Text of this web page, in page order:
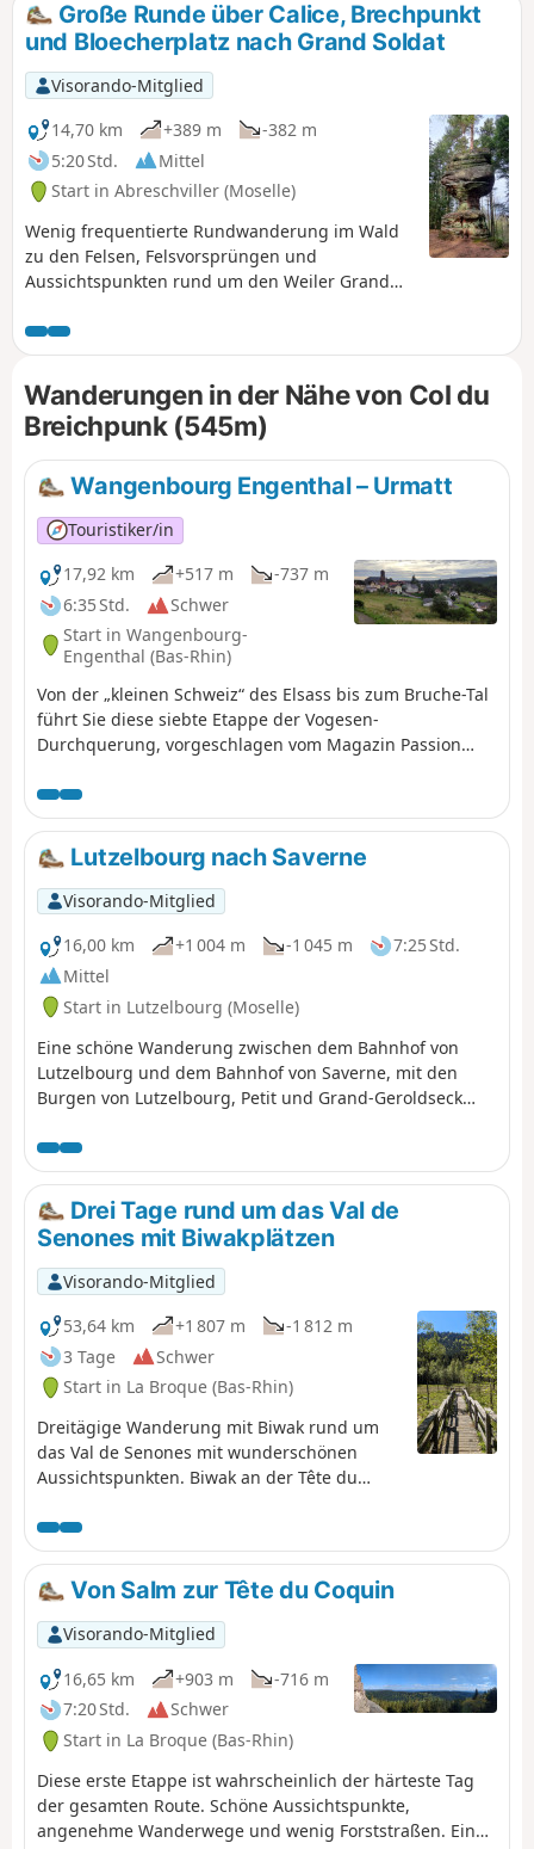
Große Runde über Calice, Brechpunkt
und Bloecherplatz nach Grand Soldat
Visorando-Mitglied
14,70 km
+389 m
-382 m
5:20 Std.
Mittel
Start in Abreschviller (Moselle)
Wenig frequentierte Rundwanderung im Wald
zu den Felsen, Felsvorsprüngen und
Aussichtspunkten rund um den Weiler Grand
Wanderungen in der Nähe von Col du
Breichpunk (545m)
Wangenbourg Engenthal – Urmatt
Touristiker/in
17,92 km
+517 m
-737 m
6:35 Std.
Schwer
Start in Wangenbourg-
Engenthal (Bas-Rhin)
Von der „kleinen Schweiz“ des Elsass bis zum Bruche-Tal
führt Sie diese siebte Etappe der Vogesen-
Durchquerung, vorgeschlagen vom Magazin Passion
wilden Höhen des Schneebergs und lässt Sie die Burgen
und den Wasserfall Cascade du Nideck zwischen
Wangenbourg-Engenthal und Urmatt entdecken. Eine
Etappe, erzählt von Romain Gascon. Die gesamte Strecke
folgt dem „Roten Rechteck“, sofern nicht anders
angegeben.
Lutzelbourg nach Saverne
Visorando-Mitglied
16,00 km
+1 004 m -1 045 m
7:25 Std.
Mittel
Start in Lutzelbourg (Moselle)
Eine schöne Wanderung zwischen dem Bahnhof von
Lutzelbourg und dem Bahnhof von Saverne, mit den
Burgen von Lutzelbourg, Petit und Grand-Geroldseck
galloromanischen Überresten und einem Abstecher zum
Tour du Brotsch.
Drei Tage rund um das Val de
Senones mit Biwakplätzen
Visorando-Mitglied
53,64 km
+1 807 m
-1 812 m
3 Tage
Schwer
Start in La Broque (Bas-Rhin)
Dreitägige Wanderung mit Biwak rund um
das Val de Senones mit wunderschönen
Aussichtspunkten. Biwak an der Tête du
Von Salm zur Tête du Coquin
Visorando-Mitglied
16,65 km
+903 m
-716 m
7:20 Std.
Schwer
Start in La Broque (Bas-Rhin)
Diese erste Etappe ist wahrscheinlich der härteste Tag
der gesamten Route. Schöne Aussichtspunkte,
angenehme Wanderwege und wenig Forststraßen. Ein